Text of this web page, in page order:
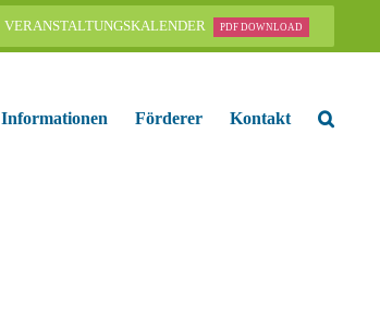
VERANSTALTUNGSKALENDER PDF DOWNLOAD
Informationen Förderer Kontakt